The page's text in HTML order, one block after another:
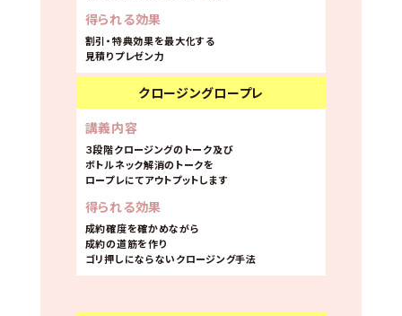
得られる効果
割引・特典効果を最大化する
見積りプレゼン力
クロージングロープレ
講義内容
３段階クロージングのトーク及び
ボトルネック解消のトークを
ロープレにてアウトプットします
得られる効果
成約確度を確かめながら
成約の道筋を作り
ゴリ押しにならないクロージング手法